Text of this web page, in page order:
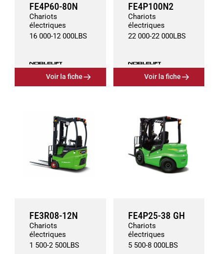
FE4P60-80N
Chariots
électriques
16 000-12 000LBS
Voir la fiche
FE4P100N2
Chariots
électriques
22 000-22 000LBS
Voir la fiche
FE3R08-12N
Chariots
électriques
1 500-2 500LBS
FE4P25-38 GH
Chariots
électriques
5 500-8 000LBS